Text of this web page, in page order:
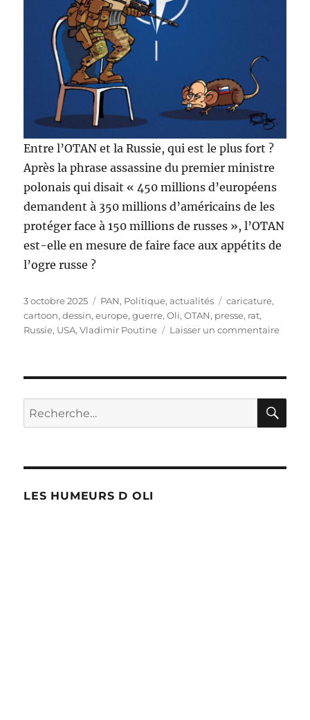
Entre l’OTAN et la Russie, qui est le plus fort ?
Après la phrase assassine du premier ministre
polonais qui disait « 450 millions d’européens
demandent à 350 millions d’américains de les
protéger face à 150 millions de russes », l’OTAN
est-elle en mesure de faire face aux appétits de
l’ogre russe ?
Publié
le
3 octobre 2025 Catégories
PAN, Politique, actualités Étiquettes
caricature,
cartoon,dessin,europe,guerre,Oli,OTAN, presse, rat,
Russie, USA,Vladimir Poutine Laisser un commentairesur
fort
Recherche
pour :
LES HUMEURS D OLI